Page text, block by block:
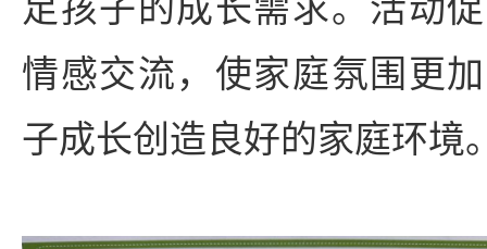
情感交流，使家庭氛围更
子成长创造良好的家庭环境